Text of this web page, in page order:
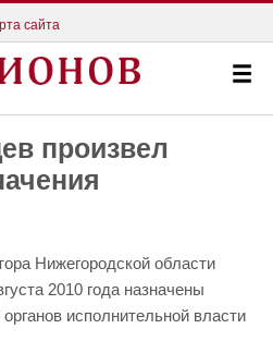
сайта
произвел
Нижегородской области
2010 года назначены
исполнительной власти